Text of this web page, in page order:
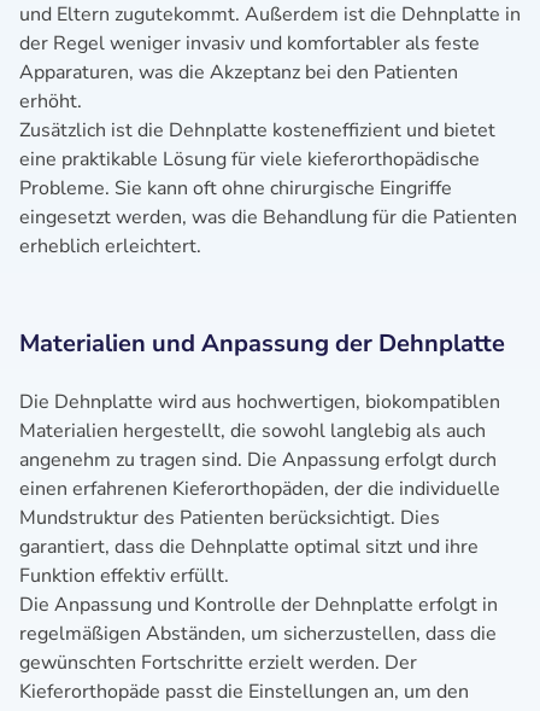
und Eltern zugutekommt. Außerdem ist die Dehnplatte in
der Regel weniger invasiv und komfortabler als feste
Apparaturen, was die Akzeptanz bei den Patienten
erhöht.
Zusätzlich ist die Dehnplatte kosteneffizient und bietet
eine praktikable Lösung für viele kieferorthopädische
Probleme. Sie kann oft ohne chirurgische Eingriffe
eingesetzt werden, was die Behandlung für die Patienten
erheblich erleichtert.
Materialien und Anpassung der Dehnplatte
Die Dehnplatte wird aus hochwertigen, biokompatiblen
Materialien hergestellt, die sowohl langlebig als auch
angenehm zu tragen sind. Die Anpassung erfolgt durch
einen erfahrenen Kieferorthopäden, der die individuelle
Mundstruktur des Patienten berücksichtigt. Dies
garantiert, dass die Dehnplatte optimal sitzt und ihre
Funktion effektiv erfüllt.
Die Anpassung und Kontrolle der Dehnplatte erfolgt in
regelmäßigen Abständen, um sicherzustellen, dass die
gewünschten Fortschritte erzielt werden. Der
Kieferorthopäde passt die Einstellungen an, um den